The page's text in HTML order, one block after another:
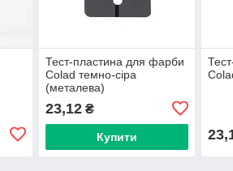
Тест-пластина для фарби
Colad темно-сіра
(металева)
23,12₴
Купити